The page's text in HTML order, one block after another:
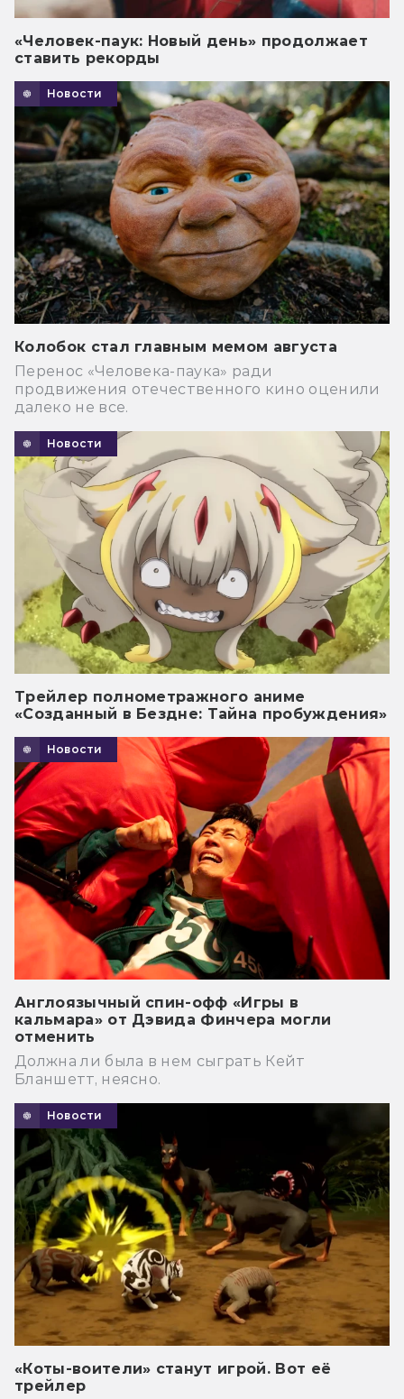
«Человек-паук: Новый день» продолжает
ставить рекорды
Новости
Колобок стал главным мемом августа
Перенос «Человека-паука» ради
продвижения отечественного кино оценили
далеко не все.
Новости
Трейлер полнометражного аниме
«Созданный в Бездне: Тайна пробуждения»
Новости
Англоязычный спин-офф «Игры в
кальмара» от Дэвида Финчера могли
отменить
Должна ли была в нем сыграть Кейт
Бланшетт, неясно.
Новости
«Коты-воители» станут игрой. Вот её
трейлер